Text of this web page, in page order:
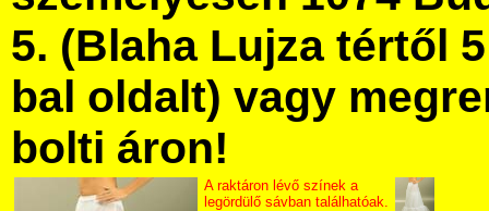
5. (Blaha Lujza tértől
bal oldalt) vagy
bolti áron!
A raktáron lévő színek a
legördülő sávban találhatóak.